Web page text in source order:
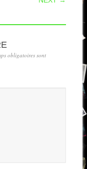
obligatoires sont